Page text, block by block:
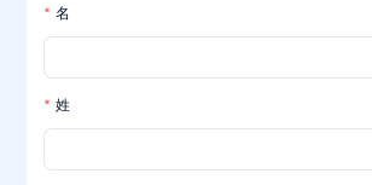
名
姓